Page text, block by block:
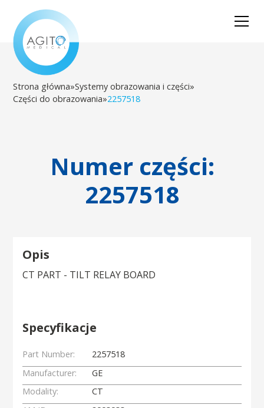
Strona główna»Systemy obrazowania i części»
Części do obrazowania»2257518
Numer części:
2257518
Opis
CT PART - TILT RELAY BOARD
Specyfikacje
Part Number:
2257518
Manufacturer:
GE
Modality:
CT